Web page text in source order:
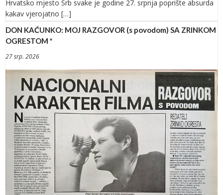
Hrvatsko mjesto Srb svake je godine 27. srpnja poprište absurda
kakav vjerojatno […]
DON KAĆUNKO: MOJ RAZGOVOR (s povodom) SA ZRINKOM
OGRESTOM *
27 srp. 2026